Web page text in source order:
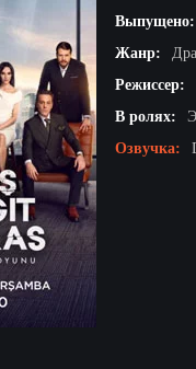
Выпущено:
Жанр:
Режиссер:
В ролях:
Озвучка: